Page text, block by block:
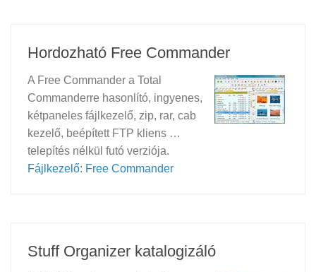
Hordozható Free Commander
A Free Commander a Total
Commanderre hasonlító, ingyenes,
kétpaneles fájlkezelő, zip, rar, cab
kezelő, beépített FTP kliens …
telepítés nélkül futó verziója.
Fájlkezelő: Free Commander
Stuff Organizer katalogizáló